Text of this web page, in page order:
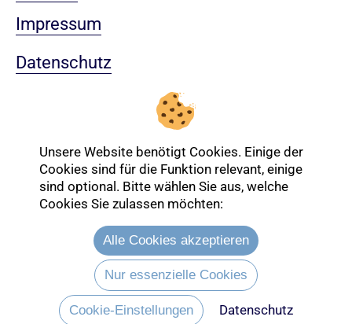
Impressum
Datenschutz
Nach oben
Login-Bereich
Unsere Website benötigt Cookies. Einige der
Cookies sind für die Funktion relevant, einige
sind optional. Bitte wählen Sie aus, welche
Cookies Sie zulassen möchten:
Alle Cookies akzeptieren
Nur essenzielle Cookies
Cookie-Einstellungen Datenschutz